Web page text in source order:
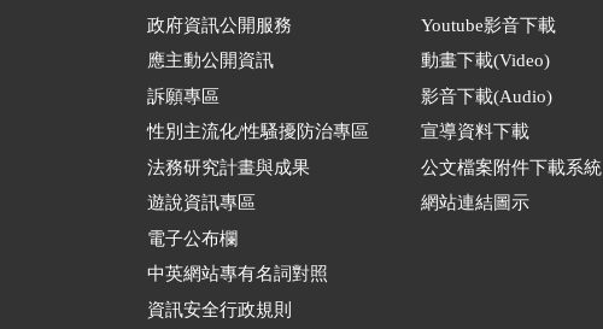
政府資訊公開服務
應主動公開資訊
訴願專區
性別主流化/性騷擾防治專區
法務研究計畫與成果
遊說資訊專區
電子公布欄
中英網站專有名詞對照
資訊安全行政規則
Youtube影音下載
動畫下載(Video)
影音下載(Audio)
宣導資料下載
公文檔案附件下載系統
網站連結圖示